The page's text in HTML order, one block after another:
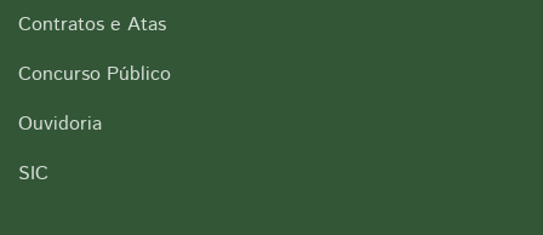
Contratos e Atas
Concurso Público
Ouvidoria
SIC